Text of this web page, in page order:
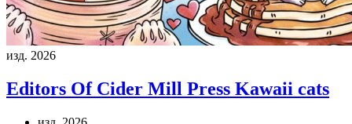
изд. 2026
Editors Of Cider Mill Press Kawaii cats